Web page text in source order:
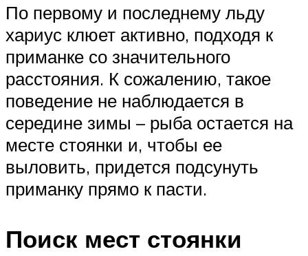
По первому и последнему льду
хариус клюет активно, подходя к
приманке со значительного
расстояния. К сожалению, такое
поведение не наблюдается в
середине зимы – рыба остается на
месте стоянки и, чтобы ее
выловить, придется подсунуть
приманку прямо к пасти.
Поиск мест стоянки